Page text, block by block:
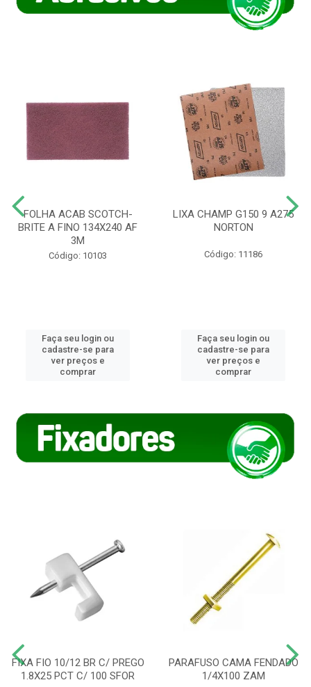
FOLHA ACAB SCOTCH-
BRITE A FINO 134X240 AF
3M
Código: 10103
Faça seu login ou
cadastre-se para
ver preços e
comprar
LIXA CHAMP G150 9 A275
NORTON
Código: 11186
Faça seu login ou
cadastre-se para
ver preços e
comprar
FIXA FIO 10/12 BR C/ PREGO
1.8X25 PCT C/ 100 SFOR
PARAFUSO CAMA FENDADO
1/4X100 ZAM